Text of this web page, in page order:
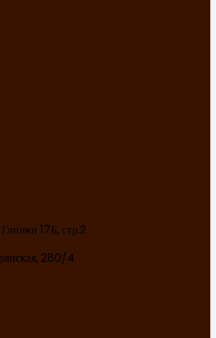
17Б, стр.2
280/4